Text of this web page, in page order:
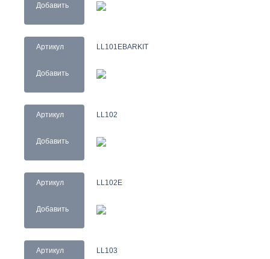
Добавить
Артикул
Добавить
LL101EBARKIT
Артикул
Добавить
LL102
Артикул
Добавить
LL102E
Артикул LL103